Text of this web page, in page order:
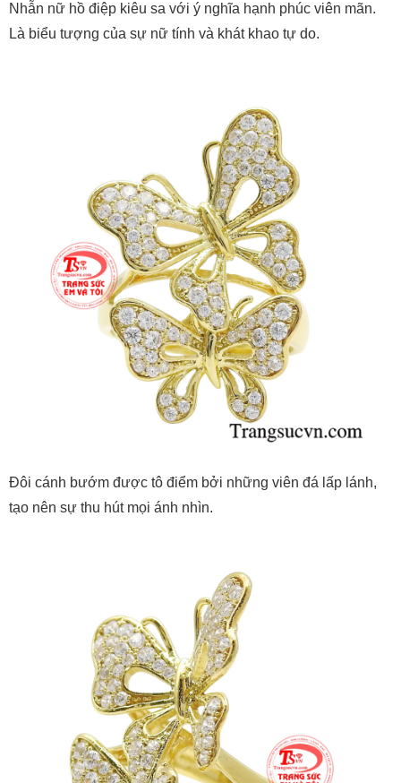
Nhẫn nữ hồ điệp kiêu sa với ý nghĩa hạnh phúc viên mãn.
Là biểu tượng của sự nữ tính và khát khao tự do.
Đôi cánh bướm được tô điểm bởi những viên đá lấp lánh,
tạo nên sự thu hút mọi ánh nhìn.